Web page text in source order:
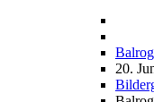
Balrog
20.